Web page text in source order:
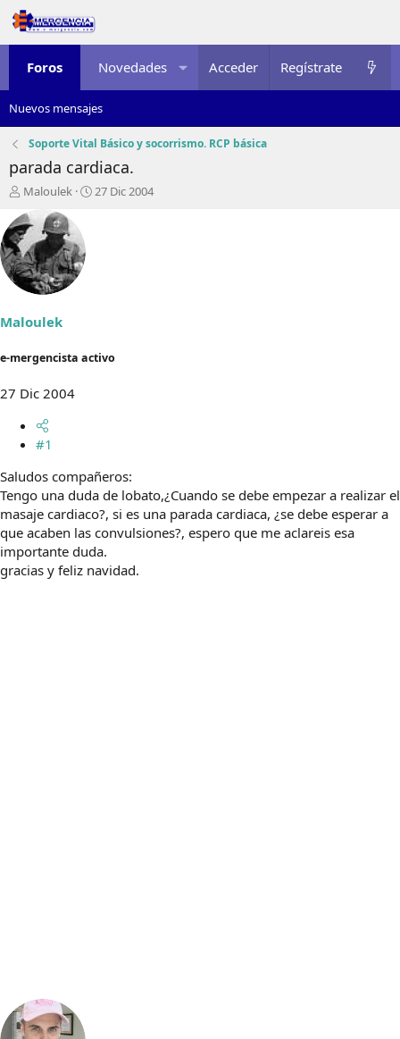
Foros Novedades Multimedia Recursos
Acceder Regístrate
Nuevos mensajes
Soporte Vital Básico y socorrismo. RCP básica
parada cardiaca.
I
i
c
i
a
d
r
l
e
a
Maloulek
F
c
i
27 Dic 2004
Maloulek
e-mergencista activo
27 Dic 2004
#1
Saludos compañeros:
Tengo una duda de lobato,¿Cuando se debe empezar a realizar el
masaje cardiaco?, si es una parada cardiaca, ¿se debe esperar a
que acaben las convulsiones?, espero que me aclareis esa
importante duda.
gracias y feliz navidad.